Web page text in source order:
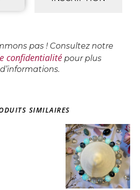
pas ! Consultez notre
confidentialité pour plus
d’informations.
SIMILAIRES